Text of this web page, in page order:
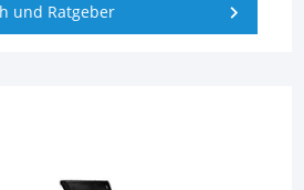
und Ratgeber